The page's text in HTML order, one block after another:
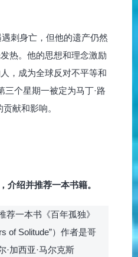
刺身亡，但他的遗产仍然
热。他的思想和理念激励
，成为全球反对不平等和
三个星期一被定为马丁·路
献和影响。
介绍并推荐一本书籍。
荐一本书《百年孤独》
of Solitude”）作者是哥
·加西亚·马尔克斯